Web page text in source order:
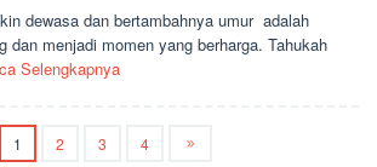
dewasa dan bertambahnya umur adalah
dan menjadi momen yang berharga. Tahukah
Selengkapnya
1 2 3 4